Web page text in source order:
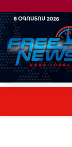
8 ՕԳՈՍՏՈՍ 2026